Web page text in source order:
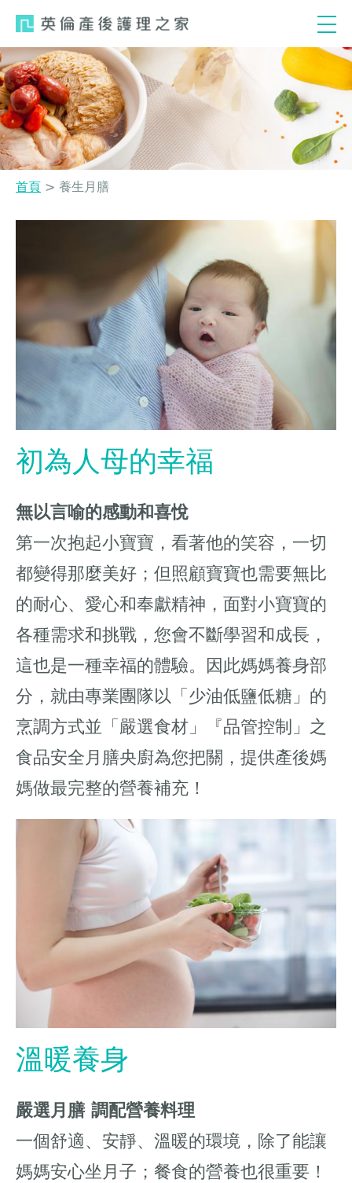
navigation
裡
首頁 > 養生月膳
初為人母的幸福
無以言喻的感動和喜悅
第一次抱起小寶寶，看著他的笑容，一切
都變得那麼美好；但照顧寶寶也需要無比
的耐心、愛心和奉獻精神，面對小寶寶的
各種需求和挑戰，您會不斷學習和成長，
這也是一種幸福的體驗。因此媽媽養身部
分，就由專業團隊以「少油低鹽低糖」的
烹調方式並「嚴選食材」『品管控制」之
食品安全月膳央廚為您把關，提供產後媽
媽做最完整的營養補充！
溫暖養身
嚴選月膳 調配營養料理
一個舒適、安靜、溫暖的環境，除了能讓
媽媽安心坐月子；餐食的營養也很重要！